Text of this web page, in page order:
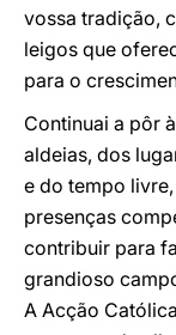
vossa tradição,
leigos que
para o
Continuai a pôr
aldeias, dos
e do tempo
presenças
contribuir para
grandioso
A Acção